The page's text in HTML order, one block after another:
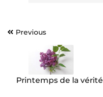
Navigation
l’article
Previous
Printemps de la vérité